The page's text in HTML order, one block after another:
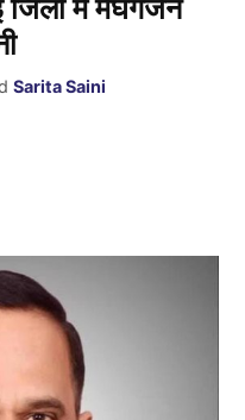
जिलों में मेघगर्जन
Sarita Saini